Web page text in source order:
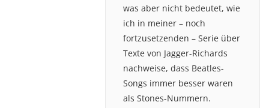
was aber nicht bedeutet, wie
ich in meiner – noch
fortzusetzenden – Serie über
Texte von Jagger-Richards
nachweise, dass Beatles-
Songs immer besser waren
als Stones-Nummern.